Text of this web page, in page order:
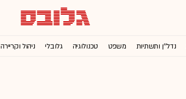
נדל''ן ותשתיות משפט טכנולוגיה גלובלי ניהול וקריירה